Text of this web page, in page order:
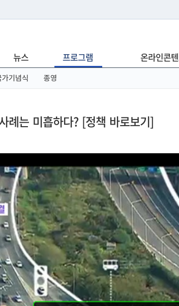
아래 URL에서 도메인 주소를 확인해 보세요
뉴스 프로그램 온라인콘
가기념식 종영
례는 미흡하다? [정책 바로보기]